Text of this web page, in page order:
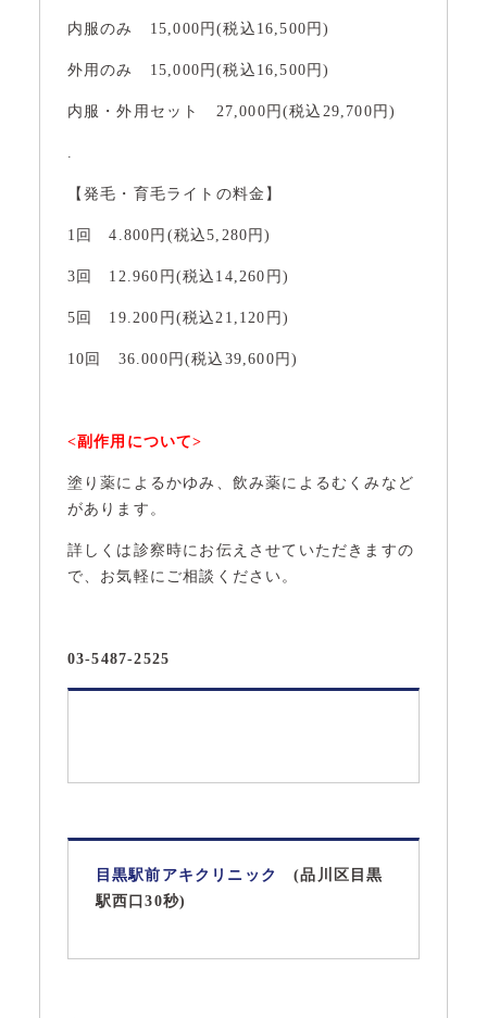
内服のみ 15,000円(税込16,500円)
外用のみ 15,000円(税込16,500円)
内服・外用セット 27,000円(税込29,700円)
【発毛・育毛ライトの料金】
1回 4.800円(税込5,280円)
3回 12.960円(税込14,260円)
5回 19.200円(税込21,120円)
10回 36.000円(税込39,600円)
<副作用について>
塗り薬によるかゆみ、飲み薬によるむくみなど
があります。
詳しくは診察時にお伝えさせていただきますの
で、お気軽にご相談ください。
03-5487-2525
目黒駅前アキクリニック
(品川区目黒
駅西口30秒)